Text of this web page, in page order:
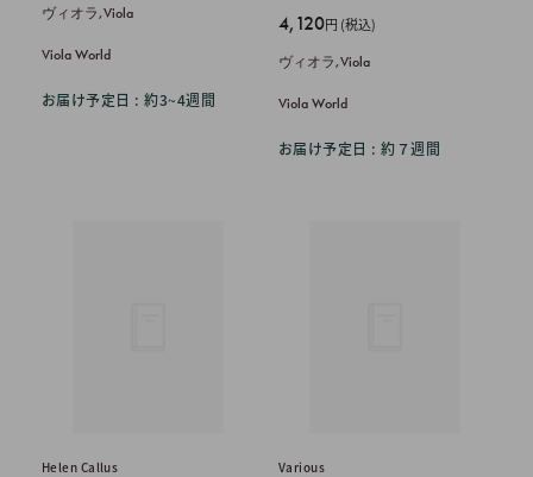
価
格
ヴィオラ,Viola
Viola World
お届け予定日 : 約3~4週間
販
価
格
4,120円 (税込)
ヴィオラ,Viola
Viola World
お届け予定日 : 約７週間
Helen Callus Various